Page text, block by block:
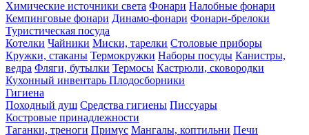
Химические источники света Фонари Налобные фонари
Кемпинговые фонари Динамо-фонари Фонари-брелоки
Туристическая посуда
Котелки Чайники Миски, тарелки Столовые приборы
Кружки, стаканы Термокружки Наборы посуды Канистры,
ведра Фляги, бутылки Термосы Кастрюли, сковородки
Кухонный инвентарь Плодосборники
Гигиена
Походный душ Средства гигиены Писсуары
Костровые принадлежности
Таганки, треноги Примус Мангалы, коптильни Печи